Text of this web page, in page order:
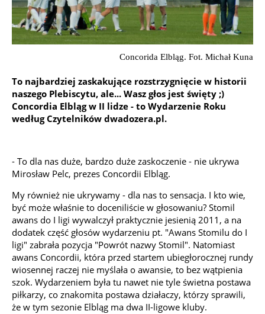
Concorida Elbląg. Fot. Michał Kuna
To najbardziej zaskakujące rozstrzygnięcie w historii
naszego Plebiscytu, ale... Wasz głos jest święty ;)
Concordia Elbląg w II lidze - to Wydarzenie Roku
według Czytelników dwadozera.pl.
- To dla nas duże, bardzo duże zaskoczenie - nie ukrywa
Mirosław Pelc, prezes Concordii Elbląg.
My również nie ukrywamy - dla nas to sensacja. I kto wie,
być może właśnie to doceniliście w głosowaniu? Stomil
awans do I ligi wywalczył praktycznie jesienią 2011, a na
dodatek część głosów wydarzeniu pt. "Awans Stomilu do I
ligi" zabrała pozycja "Powrót nazwy Stomil". Natomiast
awans Concordii, która przed startem ubiegłorocznej rundy
wiosennej raczej nie myślała o awansie, to bez wątpienia
szok. Wydarzeniem była tu nawet nie tyle świetna postawa
piłkarzy, co znakomita postawa działaczy, którzy sprawili,
że w tym sezonie Elbląg ma dwa II-ligowe kluby.